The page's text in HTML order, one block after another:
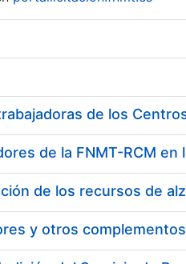
y otros complementos